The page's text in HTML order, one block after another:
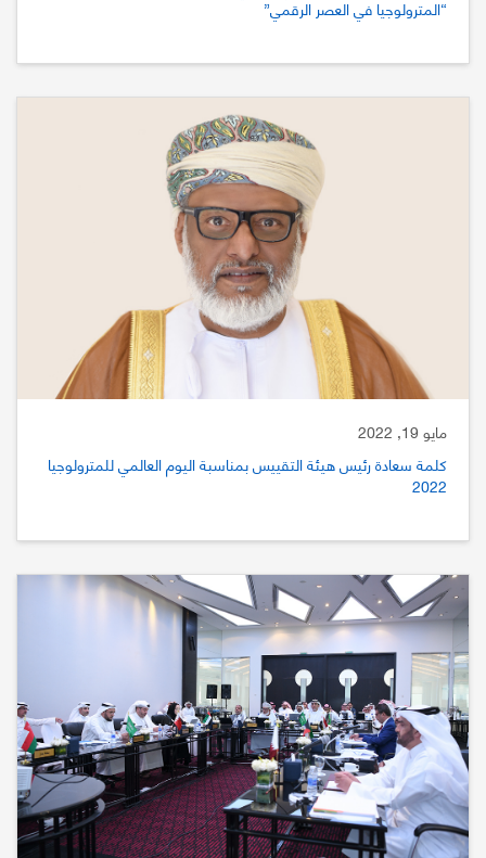
“المترولوجيا في العصر الرقمي”
مايو 19, 2022
كلمة سعادة رئيس هيئة التقييس بمناسبة اليوم العالمي للمترولوجيا
2022